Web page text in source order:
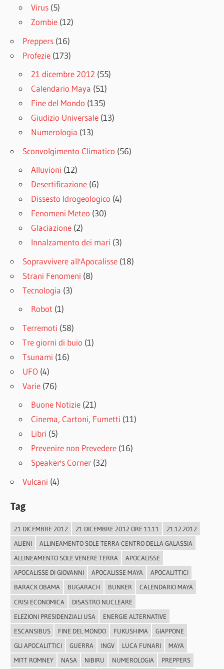
Virus (5)
Zombie (12)
Preppers (16)
Profezie (173)
21 dicembre 2012 (55)
Calendario Maya (51)
Fine del Mondo (135)
Giudizio Universale (13)
Numerologia (13)
Sconvolgimento Climatico (56)
Alluvioni (12)
Desertificazione (6)
Dissesto Idrogeologico (4)
Fenomeni Meteo (30)
Glaciazione (2)
Innalzamento dei mari (3)
Sopravvivere all'Apocalisse (18)
Strani Fenomeni (8)
Tecnologia (3)
Robot (1)
Terremoti (58)
Tre giorni di buio (1)
Tsunami (16)
UFO (4)
Varie (76)
Buone Notizie (21)
Cinema, Cartoni, Fumetti (11)
Libri (5)
Prevenire non Prevedere (16)
Speaker's Corner (32)
Vulcani (4)
Tag
21 DICEMBRE 2012 21 DICEMBRE 2012 ORE 11.11
21.12.2012
ALIENI
ALLINEAMENTO SOLE TERRA CENTRO DELLA GALASSIA
ALLINEAMENTO SOLE VENERE TERRA
APOCALISSE
APOCALISSE DI GIOVANNI
APOCALISSE MAYA
APOCALITTICI
BARACK OBAMA
BUGARACH BUNKER
CALENDARIO MAYA
CRISI ECONOMICA
DISASTRO NUCLEARE
ELEZIONI PRESIDENZIALI USA
ENERGIE ALTERNATIVE
ESCANSIBUS
FINE DEL MONDO FUKUSHIMA
GIAPPONE
GLI APOCALITTICI
GUERRA INGV LUCA FUNARI
MAYA
MITT ROMNEY
NASA NIBIRU NUMEROLOGIA PREPPERS